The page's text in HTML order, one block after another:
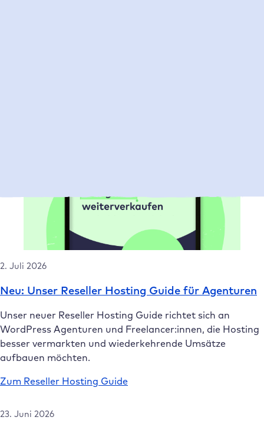
2. Juli 2026
Neu: Unser Reseller Hosting Guide für Agenturen
Unser neuer Reseller Hosting Guide richtet sich an
WordPress Agenturen und Freelancer:innen, die Hosting
besser vermarkten und wiederkehrende Umsätze
aufbauen möchten.
Zum Reseller Hosting Guide
23. Juni 2026